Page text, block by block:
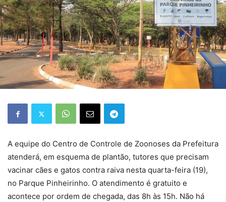
A equipe do Centro de Controle de Zoonoses da Prefeitura
atenderá, em esquema de plantão, tutores que precisam
vacinar cães e gatos contra raiva nesta quarta-feira (19),
no Parque Pinheirinho. O atendimento é gratuito e
acontece por ordem de chegada, das 8h às 15h. Não há